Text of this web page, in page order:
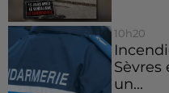
10h20
Sèvres
un...